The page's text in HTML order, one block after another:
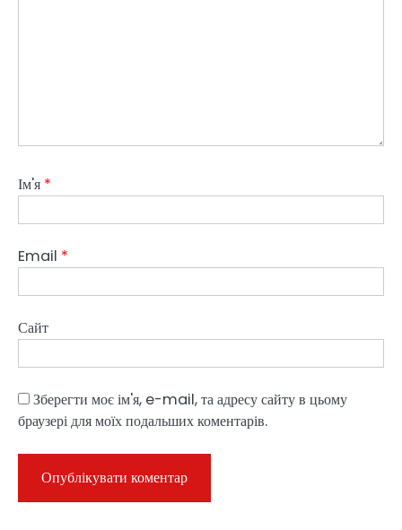
Ім'я *
Email *
Сайт
Зберегти моє ім'я, e-mail, та адресу сайту в цьому
браузері для моїх подальших коментарів.